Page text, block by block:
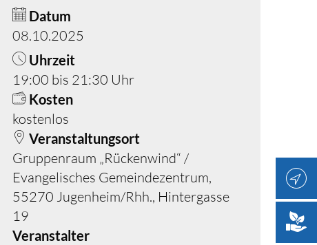
Datum
08.10.2025
Uhrzeit
19:00 bis 21:30 Uhr
Kosten
kostenlos
Veranstaltungsort
Gruppenraum „Rückenwind“ /
Evangelisches Gemeindezentrum,
55270 Jugenheim/Rhh., Hintergasse
19
Veranstalter